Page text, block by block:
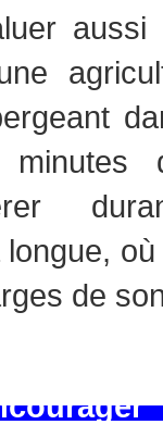
aussi
de